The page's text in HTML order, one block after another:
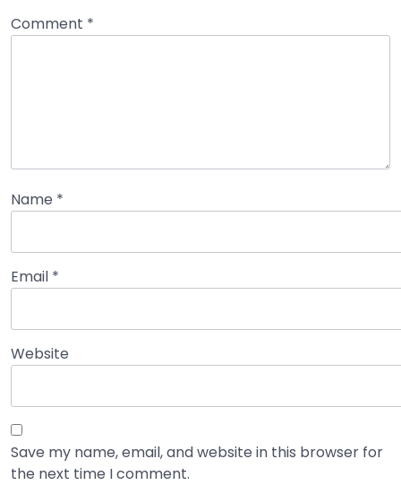
Comment *
Name *
Email *
Website
Save my name, email, and website in this browser for
the next time I comment.